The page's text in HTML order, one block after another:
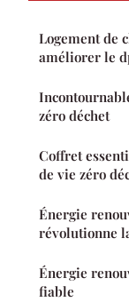
Logement de
améliorer le
zéro déchet
Coffret
de vie zéro
Énergie
révolutionne
Énergie
fiable